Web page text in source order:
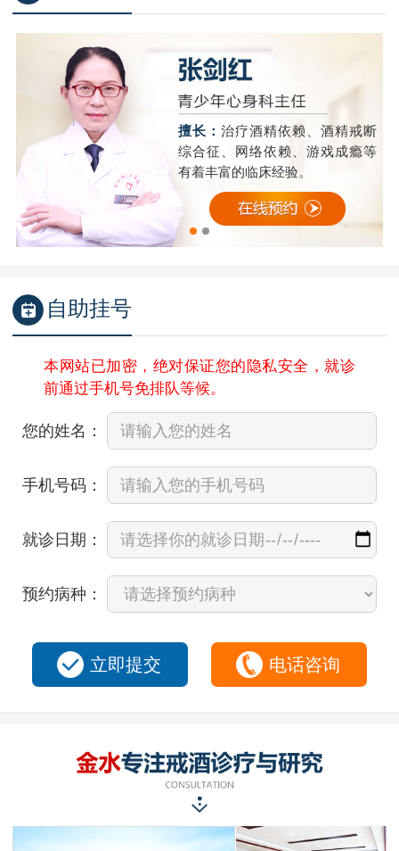
擅长：治疗酒精依赖、酒精戒断
综合征、网络依赖、游戏成瘾等
有着丰富的临床经验。
自助挂号
本网站已加密，绝对保证您的隐私安全，就诊
前通过手机号免排队等候。
您的姓名：
手机号码：
就诊日期：
预约病种：
立即提交 电话咨询